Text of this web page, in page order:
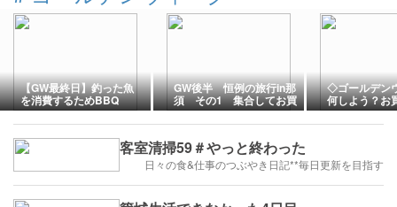
【GW最終日】釣った魚
を消費するためBBQ
GW後半 恒例の旅行in那
須 その1 集合してお買
い物
◇ゴールデン
何しよう？お
らしの見直
客室清掃59＃やっと終わった
日々の食&仕事のつぶやき日記**毎日更新を目指す